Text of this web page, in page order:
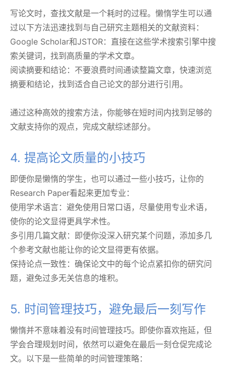
写论文时，查找文献是一个耗时的过程。懒惰学生可以通
过以下方法迅速找到与自己研究主题相关的文献资料：
Google Scholar和JSTOR：直接在这些学术搜索引擎中搜
索关键词，找到高质量的学术文章。
阅读摘要和结论：不要浪费时间通读整篇文章，快速浏览
摘要和结论，找到适合自己论文的部分进行引用。
通过这种高效的搜索方法，你能够在短时间内找到足够的
文献支持你的观点，完成文献综述部分。
4. 提高论文质量的小技巧
即便你是懒惰的学生，也可以通过一些小技巧，让你的
Research Paper看起来更加专业：
使用学术语言：避免使用日常口语，尽量使用专业术语，
使你的论文显得更具学术性。
多引用几篇文献：即便你没深入研究某个问题，添加多几
个参考文献也能让你的论文显得更有依据。
保持论点一致性：确保论文中的每个论点紧扣你的研究问
题，避免过多无关信息的堆积。
5. 时间管理技巧，避免最后一刻写作
懒惰并不意味着没有时间管理技巧。即使你喜欢拖延，但
学会合理规划时间，依然可以避免在最后一刻仓促完成论
文。以下是一些简单的时间管理策略：